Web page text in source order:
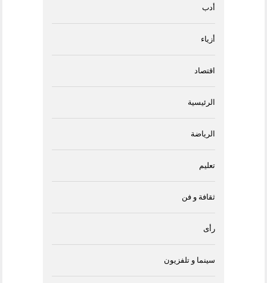
أدب
أزياء
اقتصاد
الرئيسية
الرياضة
تعليم
ثقافة و فن
رأى
سينما و تلفزيون